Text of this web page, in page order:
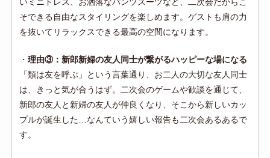
いミニドレス、お洒落なパンツスーツなど、二次会だからこ
そできる自由なスタイリングを楽しめます。ゲストも肩の力
を抜いてリラックスできる最高の空間になります。
・理由③：新郎新婦の友人同士が繋がるハッピーな場になる
「類は友を呼ぶ」という言葉通り、お二人の大切な友人同士
は、きっと気が合うはず。二次会のゲームや歓談を通じて、
新郎の友人と新婦の友人が仲良くなり、そこから新しいカッ
プルが誕生した…なんていう嬉しい報告も二次会あるあるで
す。